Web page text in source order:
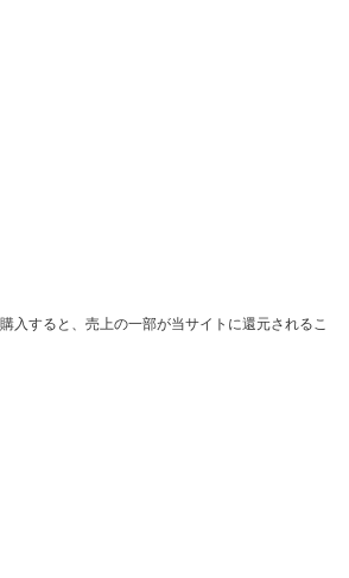
入すると、売上の一部が当サイトに還元されるこ